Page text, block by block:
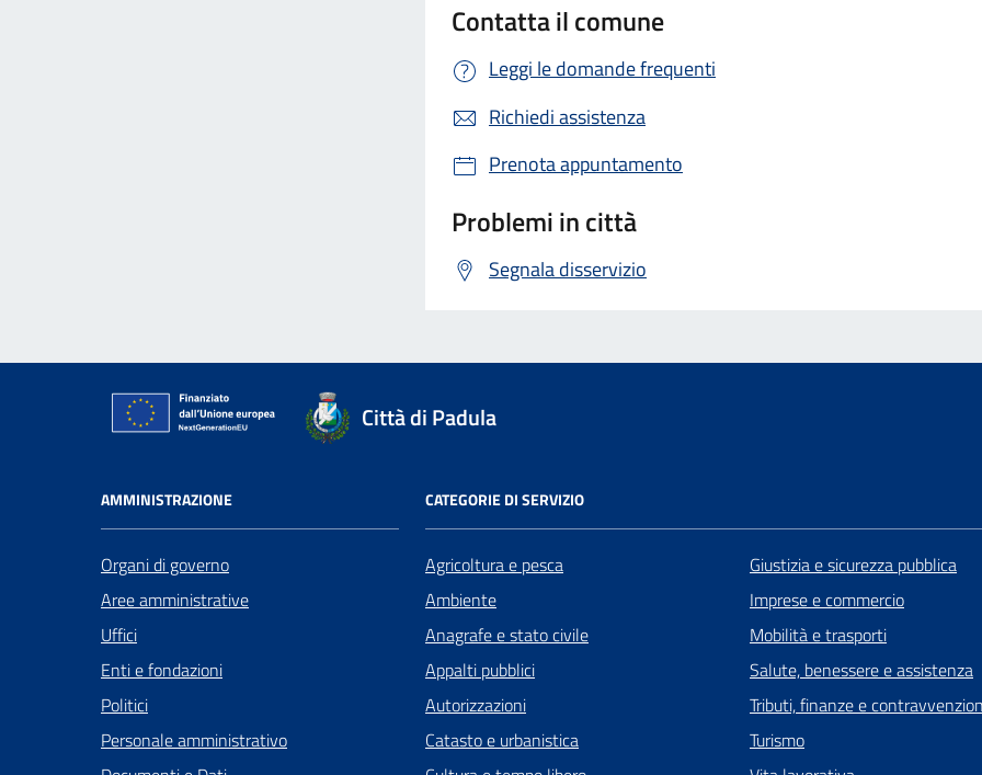
Contatta il comune
Leggi le domande frequenti
Richiedi assistenza
Prenota appuntamento
Problemi in città
Segnala disservizio
Città di Padula
AMMINISTRAZIONE
Organi di governo
Aree amministrative
Uffici
Enti e fondazioni
Politici
Personale amministrativo
CATEGORIE DI SERVIZIO
Agricoltura e pesca
Ambiente
Anagrafe e stato civile
Appalti pubblici
Autorizzazioni
Catasto e urbanistica
Giustizia e sicurezza pubblica
Imprese e commercio
Mobilità e trasporti
Salute, benessere e assistenza
Tributi, finanze e
Turismo